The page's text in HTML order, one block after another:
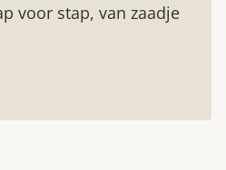
voor stap, van zaadje